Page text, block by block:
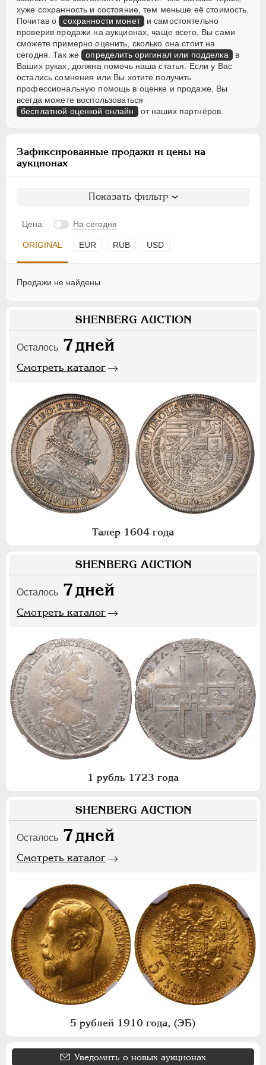
хуже сохранность и состояние, тем меньше её стоимость.
Почитав о сохранности монет и самостоятельно
проверив продажи на аукционах, чаще всего, Вы сами
сможете примерно оценить, сколько она стоит на
сегодня. Так же определить оригинал или подделка в
Ваших руках, должна помочь наша статья. Если у Вас
остались сомнения или Вы хотите получить
профессиональную помощь в оценке и продаже, Вы
всегда можете воспользоваться
бесплатной оценкой онлайн от наших партнёров.
Зафиксированные продажи и цены на
аукционах
Показать фильтр
Цена: На сегодня
ORIGINAL EUR RUB USD
Продажи не найдены
SHENBERG AUCTION
Осталось 7дней
Смотреть каталог
Талер 1604 года
SHENBERG AUCTION
Осталось 7дней
Смотреть каталог
1 рубль 1723 года
SHENBERG AUCTION
Осталось 7дней
Смотреть каталог
5 рублей 1910 года, (ЭБ)
Уведомить о новых аукционах